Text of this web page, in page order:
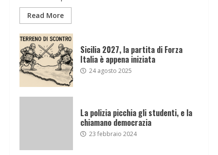
Read More
Sicilia 2027, la partita di Forza
Italia è appena iniziata
24 agosto 2025
La polizia picchia gli studenti, e la
chiamano democrazia
23 febbraio 2024